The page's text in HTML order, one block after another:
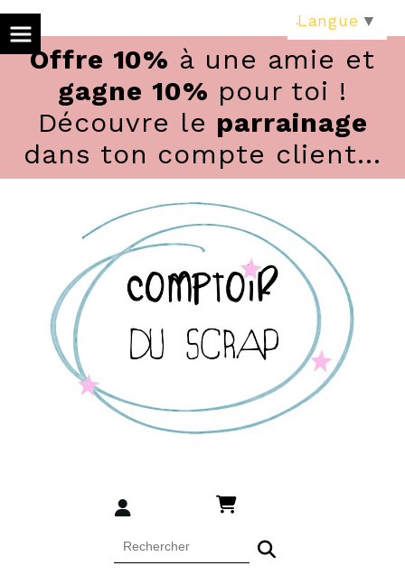
Offre 10% à une amie et
gagne 10% pour toi !
Découvre le parrainage
dans ton compte client...
Langue ▼